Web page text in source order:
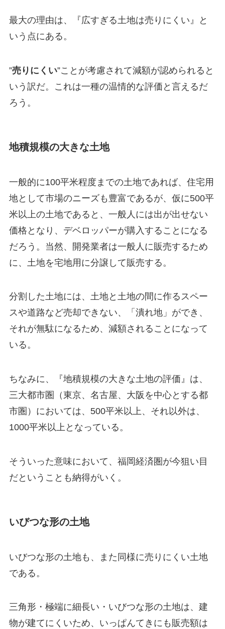
最大の理由は、『広すぎる土地は売りにくい』と
いう点にある。
”売りにくい”ことが考慮されて減額が認められると
いう訳だ。これは一種の温情的な評価と言えるだ
ろう。
地積規模の大きな土地
一般的に100平米程度までの土地であれば、住宅用
地として市場のニーズも豊富であるが、仮に500平
米以上の土地であると、一般人には出が出せない
価格となり、デベロッパーが購入することになる
だろう。当然、開発業者は一般人に販売するため
に、土地を宅地用に分譲して販売する。
分割した土地には、土地と土地の間に作るスペー
スや道路など売却できない、「潰れ地」ができ、
それが無駄になるため、減額されることになって
いる。
ちなみに、『地積規模の大きな土地の評価』は、
三大都市圏（東京、名古屋、大阪を中心とする都
市圏）においては、500平米以上、それ以外は、
1000平米以上となっている。
そういった意味において、福岡経済圏が今狙い目
だということも納得がいく。
いびつな形の土地
いびつな形の土地も、また同様に売りにくい土地
である。
三角形・極端に細長い・いびつな形の土地は、建
物が建てにくいため、いっぱんてきにも販売額は